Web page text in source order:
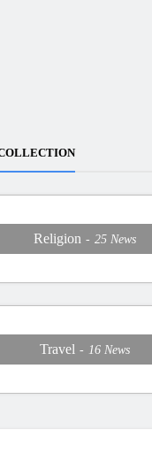
Religion 25 News
Travel 16 News